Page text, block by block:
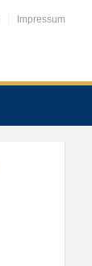
Impressum